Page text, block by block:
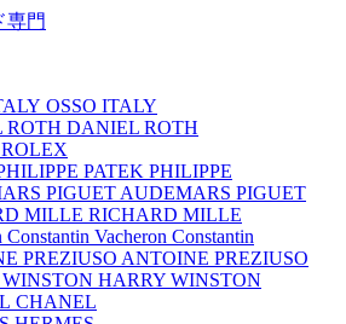
OSSO ITALY
DANIEL ROTH
ROLEX
PATEK PHILIPPE
AUDEMARS PIGUET
RICHARD MILLE
Vacheron Constantin
ANTOINE PREZIUSO
HARRY WINSTON
CHANEL